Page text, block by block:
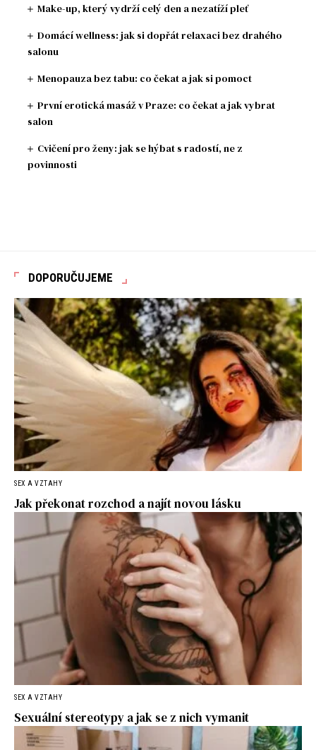
Make-up, který vydrží celý den a nezatíží pleť
Domácí wellness: jak si dopřát relaxaci bez drahého
salonu
Menopauza bez tabu: co čekat a jak si pomoct
První erotická masáž v Praze: co čekat a jak vybrat
salon
Cvičení pro ženy: jak se hýbat s radostí, ne z
povinnosti
DOPORUČUJEME
SEX A VZTAHY
Jak překonat rozchod a najít novou lásku
SEX A VZTAHY
Sexuální stereotypy a jak se z nich vymanit